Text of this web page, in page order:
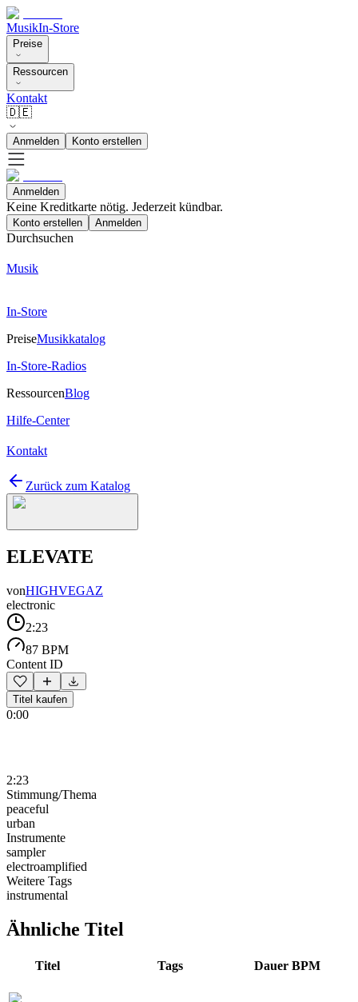
MusikIn-Store
Preise
Ressourcen
Kontakt
🇩🇪
Anmelden Konto erstellen
Anmelden
Keine Kreditkarte nötig. Jederzeit kündbar.
Konto erstellen Anmelden
Durchsuchen
Musik
In-Store
PreiseMusikkatalog
In-Store-Radios
RessourcenBlog
Hilfe-Center
Kontakt
Zurück zum Katalog
ELEVATE
vonHIGHVEGAZ
electronic
2:23
87 BPM
Content ID
Titel kaufen
0:00
2:23
Stimmung/Thema
peaceful
urban
Instrumente
sampler
electroamplified
Weitere Tags
instrumental
Ähnliche Titel
Titel Tags Dauer BPM